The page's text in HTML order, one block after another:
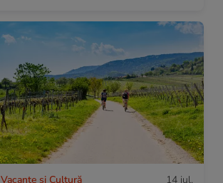
Vacanțe și Cultură 14 iul.